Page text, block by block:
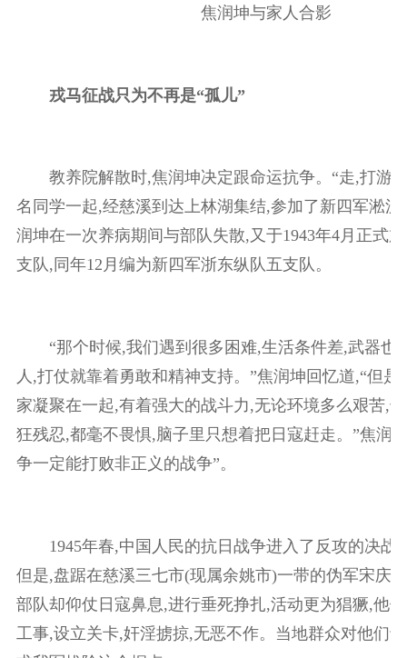
焦润坤与家人合影
戎马征战只为不再是“孤儿”
教养院解散时,焦润坤决定跟命运抗争。“走,打游
名同学一起,经慈溪到达上林湖集结,参加了新四军淞
润坤在一次养病期间与部队失散,又于1943年4月正式
支队,同年12月编为新四军浙东纵队五支队。
“那个时候,我们遇到很多困难,生活条件差,武器也
人,打仗就靠着勇敢和精神支持。”焦润坤回忆道,“但是
家凝聚在一起,有着强大的战斗力,无论环境多么艰苦,
狂残忍,都毫不畏惧,脑子里只想着把日寇赶走。”焦润
争一定能打败非正义的战争”。
1945年春,中国人民的抗日战争进入了反攻的决战
但是,盘踞在慈溪三七市(现属余姚市)一带的伪军宋庆
部队却仰仗日寇鼻息,进行垂死挣扎,活动更为猖獗,他
工事,设立关卡,奸淫掳掠,无恶不作。当地群众对他们